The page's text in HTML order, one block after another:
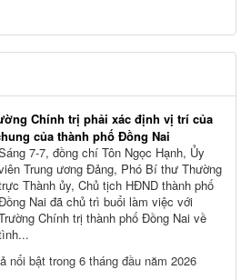
Chính trị phải xác định vị trí của
của thành phố Đồng Nai
7-7, đồng chí Tôn Ngọc Hạnh, Ủy
Trung ương Đảng, Phó Bí thư Thường
Thành ủy, Chủ tịch HĐND thành phố
Nai đã chủ trì buổi làm việc với
Chính trị thành phố Đồng Nai về
nổi bật trong 6 tháng đầu năm 2026